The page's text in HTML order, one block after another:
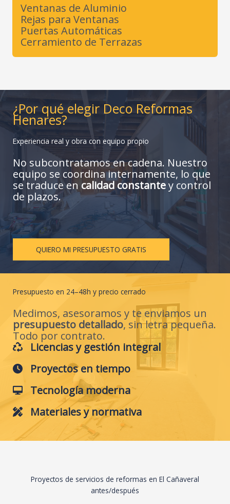
Ventanas de Aluminio
Rejas para Ventanas
Puertas Automáticas
Cerramiento de Terrazas
¿Por qué elegir Deco Reformas
Henares?
Experiencia real y obra con equipo propio
No subcontratamos en cadena. Nuestro
equipo se coordina internamente, lo que
se traduce en calidad constantey control
de plazos.
QUIERO MI PRESUPUESTO GRATIS
Presupuesto en 24–48h y precio cerrado
Medimos, asesoramos y te enviamos un
presupuesto detallado, sin letra pequeña.
Todo por contrato.
Licencias y gestión integral
Proyectos en tiempo
Tecnología moderna
Materiales y normativa
Proyectos de servicios de reformas en El Cañaveral
antes/después